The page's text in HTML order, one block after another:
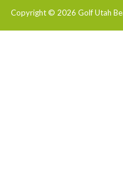
Copyright © 2026 Golf Utah